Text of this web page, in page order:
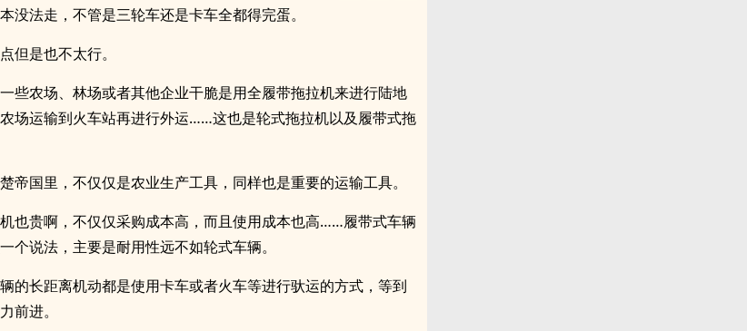
没法走，不管是三轮车还是卡车全都得完蛋。
但是也不太行。
些农场、林场或者其他企业干脆是用全履带拖拉机来进行陆地
场运输到火车站再进行外运……这也是轮式拖拉机以及履带式拖
帝国里，不仅仅是农业生产工具，同样也是重要的运输工具。
也贵啊，不仅仅采购成本高，而且使用成本也高……履带式车辆
个说法，主要是耐用性远不如轮式车辆。
的长距离机动都是使用卡车或者火车等进行驮运的方式，等到
前进。